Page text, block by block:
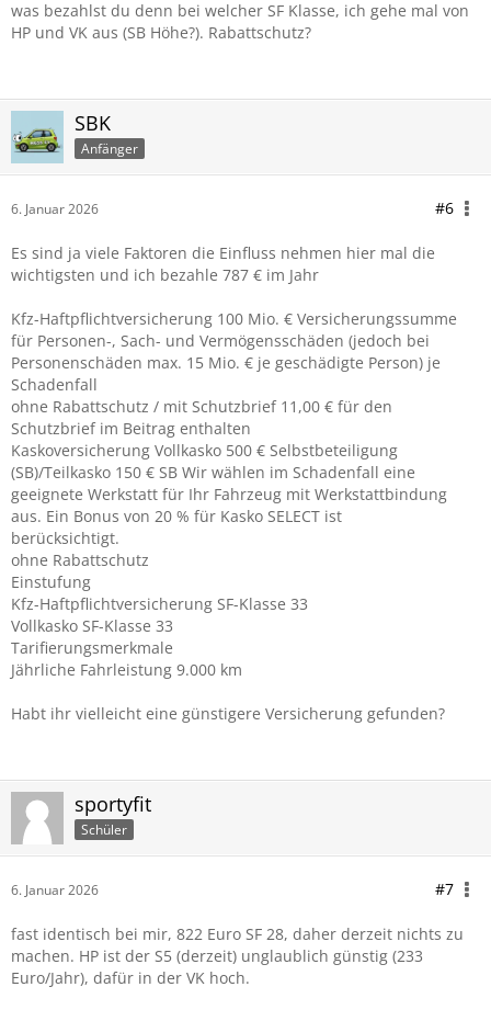
was bezahlst du denn bei welcher SF Klasse, ich gehe mal von
HP und VK aus (SB Höhe?). Rabattschutz?
SBK
Anfänger
6. Januar 2026 #6
Es sind ja viele Faktoren die Einfluss nehmen hier mal die
wichtigsten und ich bezahle 787 € im Jahr
Kfz-Haftpflichtversicherung 100 Mio. € Versicherungssumme
für Personen-, Sach- und Vermögensschäden (jedoch bei
Personenschäden max. 15 Mio. € je geschädigte Person) je
Schadenfall
ohne Rabattschutz / mit Schutzbrief 11,00 € für den
Schutzbrief im Beitrag enthalten
Kaskoversicherung Vollkasko 500 € Selbstbeteiligung
(SB)/Teilkasko 150 € SB Wir wählen im Schadenfall eine
geeignete Werkstatt für Ihr Fahrzeug mit Werkstattbindung
aus. Ein Bonus von 20 % für Kasko SELECT ist
berücksichtigt.
ohne Rabattschutz
Einstufung
Kfz-Haftpflichtversicherung SF-Klasse 33
Vollkasko SF-Klasse 33
Tarifierungsmerkmale
Jährliche Fahrleistung 9.000 km
Habt ihr vielleicht eine günstigere Versicherung gefunden?
sportyfit
Schüler
6. Januar 2026 #7
fast identisch bei mir, 822 Euro SF 28, daher derzeit nichts zu
machen. HP ist der S5 (derzeit) unglaublich günstig (233
Euro/Jahr), dafür in der VK hoch.